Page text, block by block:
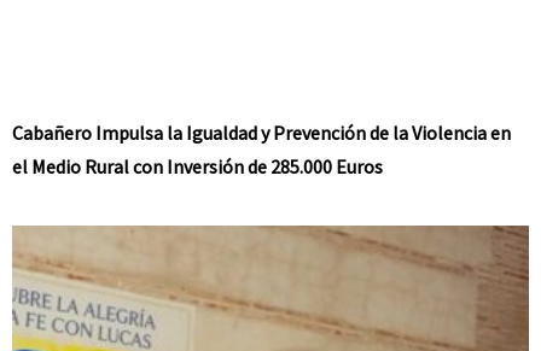
Cabañero Impulsa la Igualdad y Prevención de la Violencia en
el Medio Rural con Inversión de 285.000 Euros